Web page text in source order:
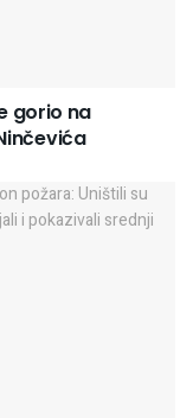
gorio na